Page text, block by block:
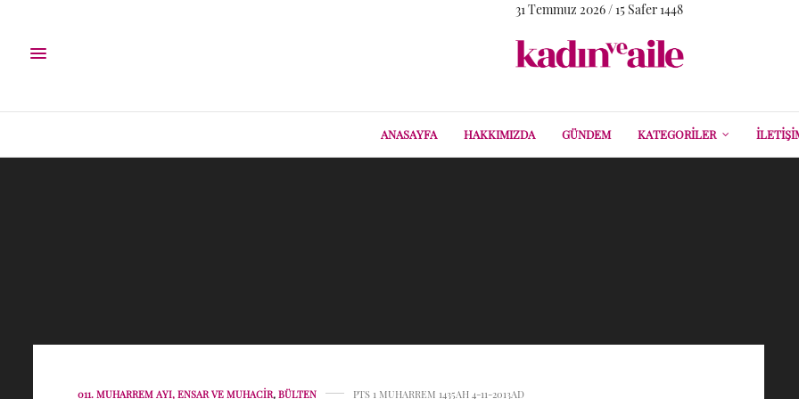
31 Temmuz 2026 / 15 Safer 1448
ANASAYFA HAKKIMIZDA GÜNDEM KATEGORILER
011. MUHARREM AYI, ENSAR VE MUHACIR, BÜLTEN PTS 1 MUHARREM 1435AH 4-11-2013AD